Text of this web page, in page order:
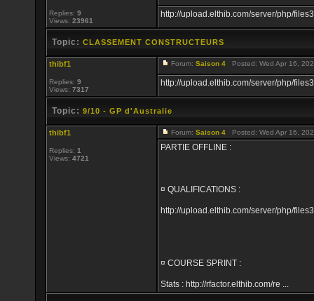
Replies: 9
Views: 23961
http://upload.elthib.com/server/php/
Topic: CLASSEMENT CONSTRUCTEURS
thibf1
Replies: 9
Views: 7317
Forum: Saison 4 Posted: Wed Apr 16,
http://upload.elthib.com/server/php/
Topic: 9/10 - GP d'Australie
thibf1
Replies: 1
Views: 4721
Forum: Saison 4 Posted: Wed Apr 16,
PARTIE OFFLINE :
¤ QUALIFICATIONS :
http://upload.elthib.com/server/php/
¤ COURSE SPRINT :
Stats : http://rfactor.elthib.com/re ...